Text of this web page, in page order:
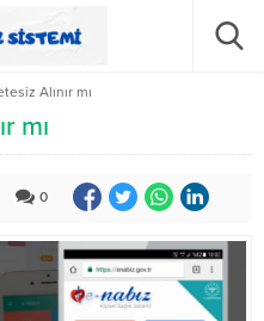
Alınır mı
mı
0